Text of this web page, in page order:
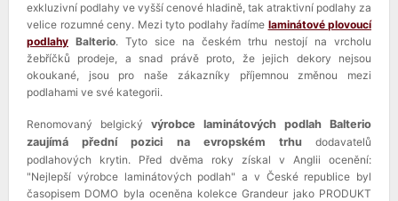
exkluzivní podlahy ve vyšší cenové hladině, tak atraktivní podlahy za
velice rozumné ceny. Mezi tyto podlahy řadíme laminátové plovoucí
podlahy Balterio. Tyto sice na českém trhu nestojí na vrcholu
žebříčků prodeje, a snad právě proto, že jejich dekory nejsou
okoukané, jsou pro naše zákazníky příjemnou změnou mezi
podlahami ve své kategorii.
Renomovaný belgický výrobce laminátových podlah Balterio
zaujímá přední pozici na evropském trhu dodavatelů
podlahových krytin. Před dvěma roky získal v Anglii ocenění:
"Nejlepší výrobce laminátových podlah" a v České republice byl
časopisem DOMO byla oceněna kolekce Grandeur jako PRODUKT